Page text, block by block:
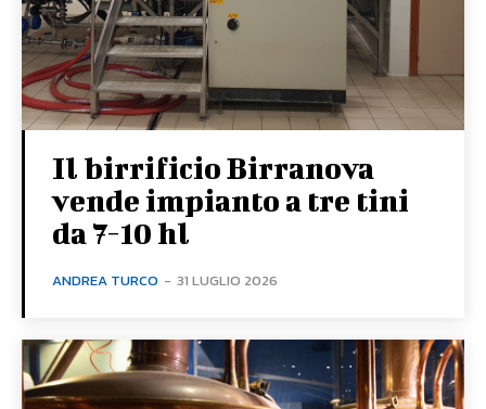
Il birrificio Birranova
vende impianto a tre tini
da 7-10 hl
ANDREA TURCO - 31 LUGLIO 2026